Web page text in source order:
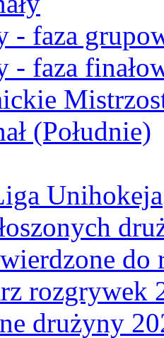
- faza
- faza
(Południe)
Unihokeja
do
rozgrywek
drużyny